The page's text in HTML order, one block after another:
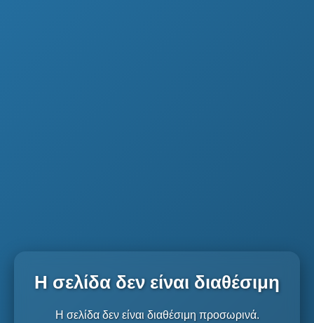
Η σελίδα δεν είναι διαθέσιμη
Η σελίδα δεν είναι διαθέσιμη προσωρινά.